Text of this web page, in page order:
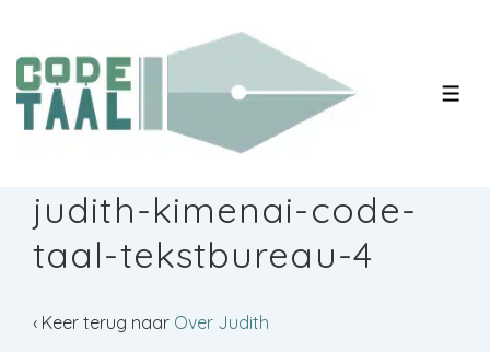
naar
hoofdinhoud
judith-kimenai-code-
taal-tekstbureau-4
‹ Keer terug naar Over Judith